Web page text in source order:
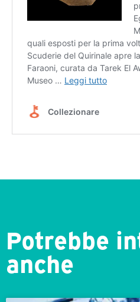
Potrebbe
anche